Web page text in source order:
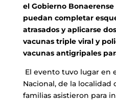
el Gobierno
puedan completar
atrasados y aplicarse
vacunas triple viral y
vacunas antigripales
El evento tuvo lugar en
Nacional, de la localidad
familias asistieron para